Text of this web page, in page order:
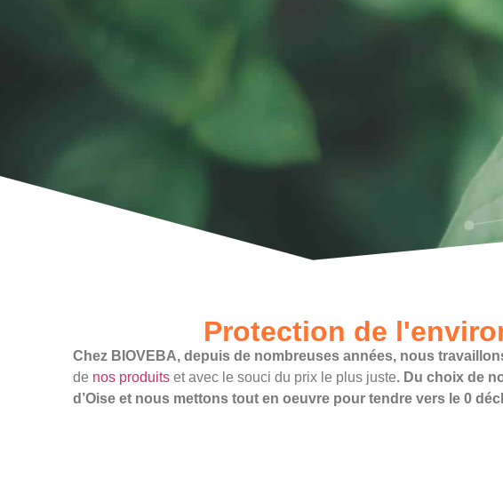
Protection de
Chez BIOVEBA, depuis de nombreuses années, nous
de nos produits et avec le souci du prix le plus juste. Du choix de
d’Oise et nous mettons tout en oeuvre pour tendre vers le 0